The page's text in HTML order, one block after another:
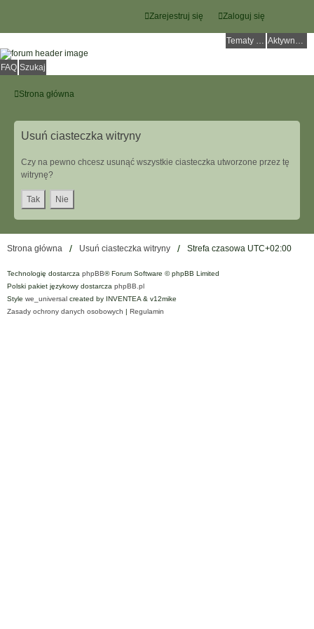
Zaloguj się
Zarejestruj się
Tematy bez odpowiedzi Aktywne tematy
FAQ Szukaj
Strona główna
Usuń ciasteczka witryny
Czy na pewno chcesz usunąć wszystkie ciasteczka utworzone przez tę
witrynę?
Strona główna Usuń ciasteczka witryny Strefa czasowa UTC+02:00
Technologię dostarcza phpBB® Forum Software © phpBB Limited
Polski pakiet językowy dostarcza phpBB.pl
Style we_universal created by INVENTEA & v12mike
Zasady ochrony danych osobowych | Regulamin